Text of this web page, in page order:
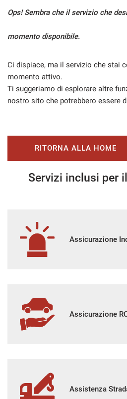
Ops! Sembra che il servizio che
momento disponibile.
Ci dispiace, ma il servizio che stai
momento attivo.
Ti suggeriamo di esplorare altre
nostro sito che potrebbero essere
RITORNA ALLA HOME
Servizi inclusi per
Assicurazione
Assicurazione
Assistenza